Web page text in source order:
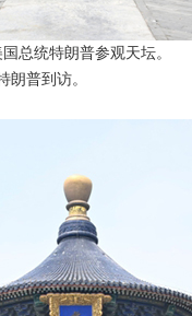
总统特朗普参观天坛。
普到访。